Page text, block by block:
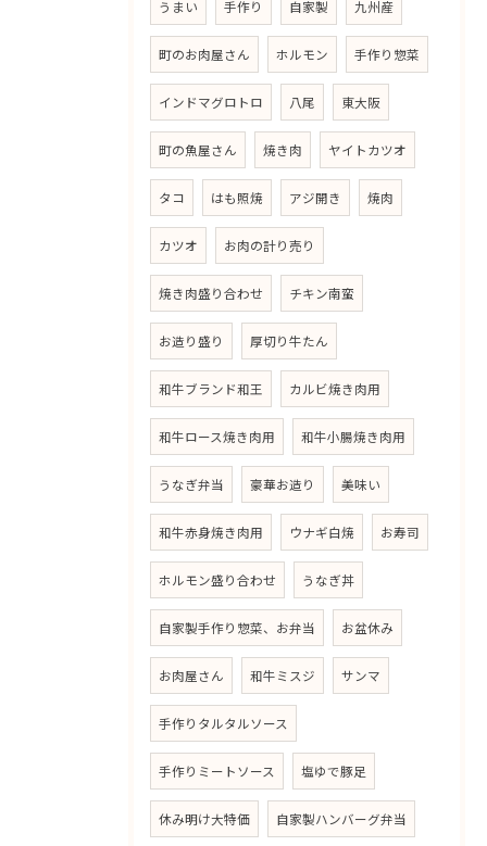
うまい 手作り 自家製 九州産
町のお肉屋さん ホルモン 手作り惣菜
インドマグロトロ 八尾 東大阪
町の魚屋さん 焼き肉 ヤイトカツオ
タコ はも照焼 アジ開き 焼肉
カツオ お肉の計り売り
焼き肉盛り合わせ チキン南蛮
お造り盛り 厚切り牛たん
和牛ブランド和王 カルビ焼き肉用
和牛ロース焼き肉用 和牛小腸焼き肉用
うなぎ弁当 豪華お造り 美味い
和牛赤身焼き肉用 ウナギ白焼 お寿司
ホルモン盛り合わせ うなぎ丼
自家製手作り惣菜、お弁当 お盆休み
お肉屋さん 和牛ミスジ サンマ
手作りタルタルソース
手作りミートソース 塩ゆで豚足
休み明け大特価 自家製ハンバーグ弁当